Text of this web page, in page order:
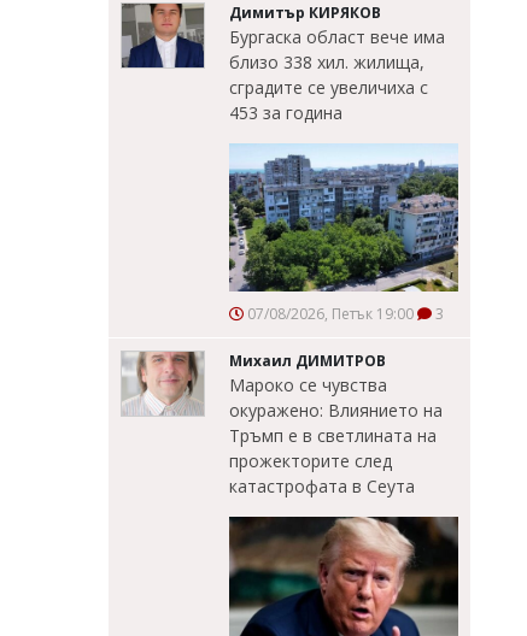
Димитър КИРЯКОВ
Бургаска област вече има
близо 338 хил. жилища,
сградите се увеличиха с
453 за година
07/08/2026, Петък 19:00 3
Михаил ДИМИТРОВ
Мароко се чувства
окуражено: Влиянието на
Тръмп е в светлината на
прожекторите след
катастрофата в Сеута